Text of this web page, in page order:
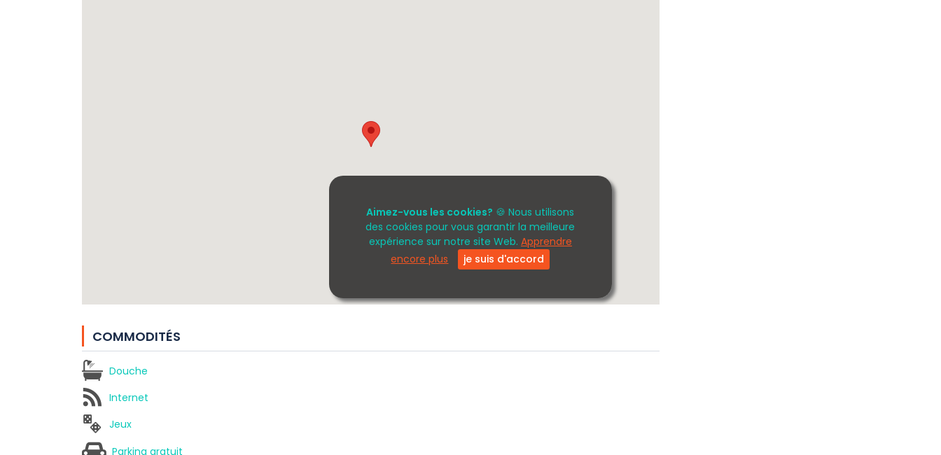
Aimez-vous les cookies? 🍪 Nous utilisons
des cookies pour vous garantir la meilleure
expérience sur notre site Web. Apprendre
encore plus
je suis d'accord
COMMODITÉS
Douche
Internet
Jeux
Parking gratuit